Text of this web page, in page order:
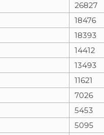
26827
18476
18393
14412
13493
11621
7026
5453
5095